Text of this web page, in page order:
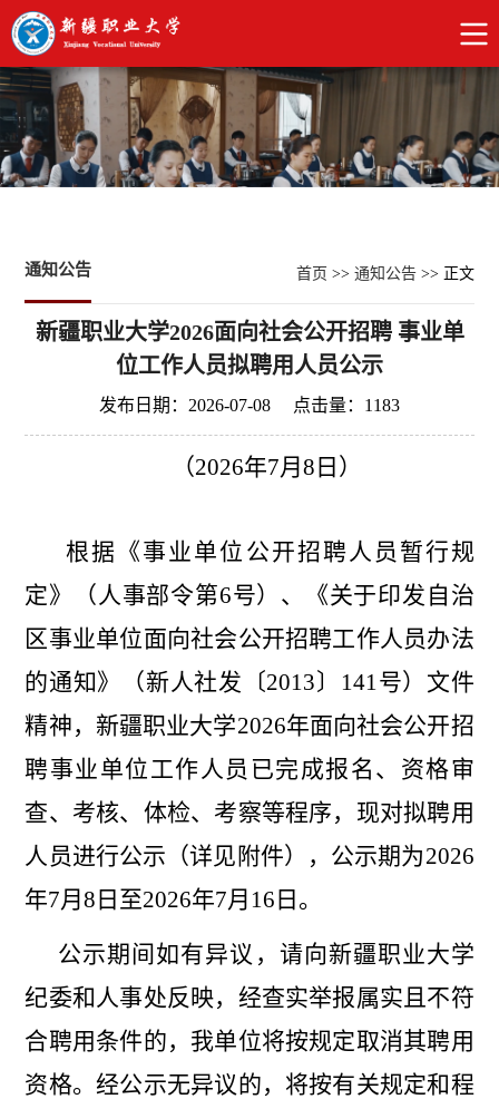
通知公告 首页 >> 通知公告>> 正文
新疆职业大学2026面向社会公开招聘 事业单
位工作人员拟聘用人员公示
发布日期：2026-07-08 点击量： 1183
（2026年7月 8 日 ）
根据《事业单位公开招聘人员暂行规
定》（人事部令第6号）、《关于印发自治
区事业单位面向社会公开招聘工作人员办法
的通知》（新人社发〔2013〕 141号）文件
精神，新疆职业大学2026年面向社会公开招
聘事业单位工作人员 已完成报名、资格审
查、考核、体检、考察等程序，现对拟聘用
人员进行公示（详见附件），公示期为2026
年7月8 日至2026年7月 16 日。
公示期间如有异议，请向新疆职业大学
纪委和人事处反映，经查实举报属实且不符
合聘用条件的，我单位将按规定取消其聘用
资格。经公示无异议的，将按有关规定和程